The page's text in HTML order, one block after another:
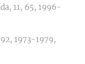
11, 65, 1996-
1973-1979,